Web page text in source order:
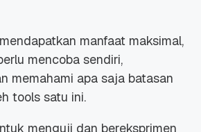
manfaat maksimal,
mencoba sendiri,
memahami apa saja batasan
tools satu ini.
menguji dan bereksprimen